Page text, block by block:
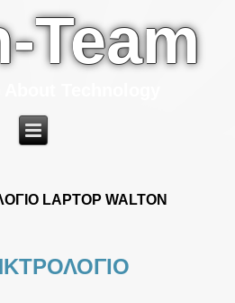
Team
LAPTOP WALTON